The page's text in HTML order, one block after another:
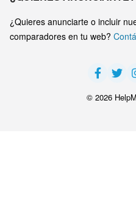
¿Quieres anunciarte o incluir
comparadores en tu web?
© 2026